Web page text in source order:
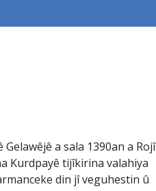
a sala 1390an a Rojî
Kurdpayê tijîkirina valahiya
din jî veguhestin û